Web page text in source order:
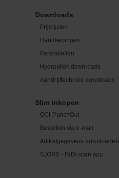
Downloads
Prijslijsten
Handleidingen
Perstabellen
Hydrauliek downloads
Aandrijftechniek downloads
Slim inkopen
OCI-PunchOut
Bestellen via e-mail
Artikelgegevens downloaden
SJORS - INDI scan app